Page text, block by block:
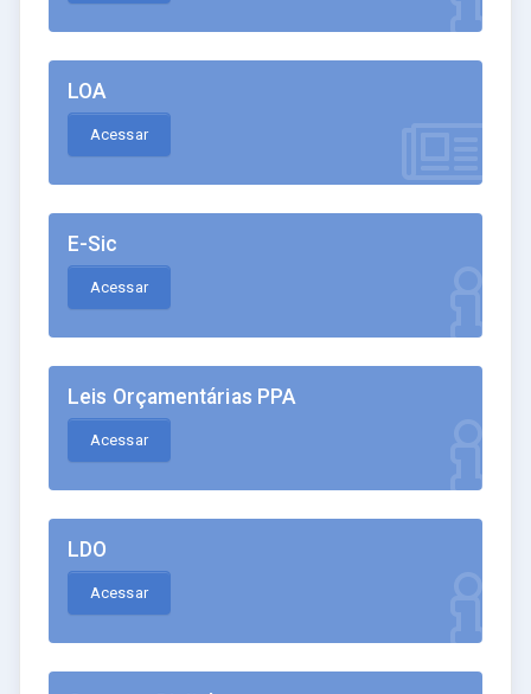
LOA
Acessar
E-Sic
Acessar
Leis Orçamentárias PPA
Acessar
LDO
Acessar